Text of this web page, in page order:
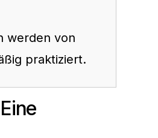
werden von
praktiziert.